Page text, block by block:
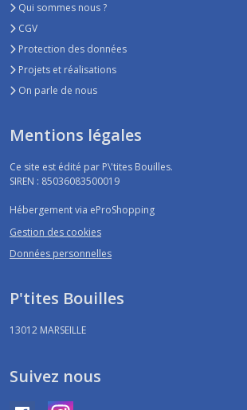
Qui sommes nous ?
CGV
Protection des données
Projets et réalisations
On parle de nous
Mentions légales
Ce site est édité par P\'tites Bouilles.
SIREN : 85036083500019
Hébergement via eProShopping
Gestion des cookies
Données personnelles
P'tites Bouilles
13012 MARSEILLE
Suivez nous